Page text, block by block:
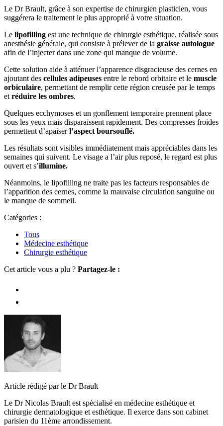
Le Dr Brault, grâce à son expertise de chirurgien plasticien, vous
suggérera le traitement le plus approprié à votre situation.
Le lipofilling est une technique de chirurgie esthétique, réalisée sous
anesthésie générale, qui consiste à prélever de la graisse autologue
afin de l’injecter dans une zone qui manque de volume.
Cette solution aide à atténuer l’apparence disgracieuse des cernes en
ajoutant des cellules adipeuses entre le rebord orbitaire et le muscle
orbiculaire, permettant de remplir cette région creusée par le temps
et réduire les ombres.
Quelques ecchymoses et un gonflement temporaire prennent place
sous les yeux mais disparaissent rapidement. Des compresses froides
permettent d’apaiserl’aspect boursouflé.
Les résultats sont visibles immédiatement mais appréciables dans les
semaines qui suivent. Le visage a l’air plus reposé, le regard est plus
ouvert et s’illumine.
Néanmoins, le lipofilling ne traite pas les facteurs responsables de
l’apparition des cernes, comme la mauvaise circulation sanguine ou
le manque de sommeil.
Catégories :
Tous
Médecine esthétique
Chirurgie esthétique
Cet article vous a plu ? Partagez-le :
Article rédigé par le Dr Brault
Le Dr Nicolas Brault est spécialisé en médecine esthétique et
chirurgie dermatologique et esthétique. Il exerce dans son cabinet
parisien du 11ème arrondissement.